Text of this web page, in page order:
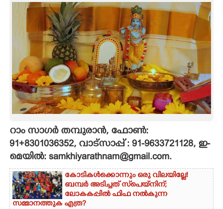
SPIRITUAL
INFO+
ART
ASTRO
CARTOONS
LITERATURE
ZOOM
റാം സാഗർ തമ്പുരാൻ, ഫോൺ:
91+8301036352, വാട്സാപ്പ് : 91-9633721128, ഇ-
മെയിൽ: samkhiyarathnam@gmail.com.
കോടികൾക്കൊന്നും ഒരു വിലയില്ലേ!
ബമ്പർ അടിച്ചത് സ്‌പെയ്നിന്;
ലോകകപ്പിൽ ഫിഫ നൽകുന്ന
സമ്മാനത്തുക എത്ര?